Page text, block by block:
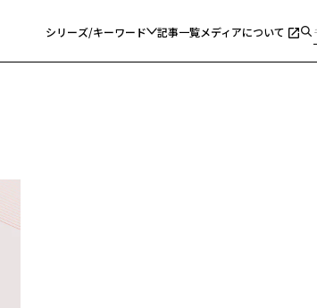
シリーズ/キーワード 記事一覧メディアについて